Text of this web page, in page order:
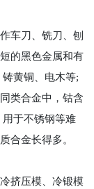
车刀、铣刀、刨
的黑色金属和有
黄铜、电木等;
类合金中，钴含
于不锈钢等难
合金长得多。
挤压模、冷锻模